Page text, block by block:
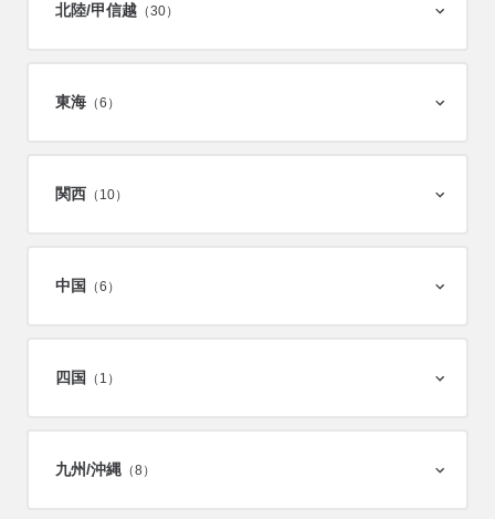
北陸/甲信越 （30）
東海 （6）
関西 （10）
中国 （6）
四国 （1）
九州/沖縄 （8）